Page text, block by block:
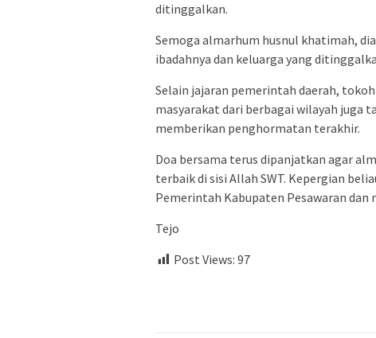
ditinggalkan.
Semoga almarhum husnul khatimah,
ibadahnya dan keluarga yang
Selain jajaran pemerintah daerah,
masyarakat dari berbagai wilayah juga
memberikan penghormatan terakhir.
Doa bersama terus dipanjatkan agar
terbaik di sisi Allah SWT. Kepergian
Pemerintah Kabupaten Pesawaran dan
Tejo
Post Views: 97